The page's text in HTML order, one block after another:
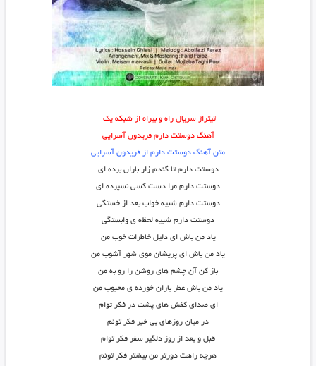
تیتراژ سریال راه و بیراه از شبکه یک
آهنگ دوستت دارم فریدون آسرایی
متن آهنگ دوستت دارم از فریدون آسرایی
دوستت دارم تا گندم زار باران برده ای
دوستت دارم مرا دست کسی نسپرده ای
دوستت دارم شبیه خواب بعد از خستگی
دوستت دارم شبیه لحظه ی وابستگی
یاد من باش ای دلیل خاطرات خوب من
یاد من باش ای پریشان موی شهر آشوب من
باز کن آن چشم های روشن را رو به من
یاد من باش عطر باران خورده ی محبوب من
ای صدای کفش های پشت در فکر توام
در میان روزهای بی خبر فکر توئم
قبل و بعد از روز دلگیر سفر فکر توام
هرچه راهت دورتر من بیشتر فکر توئم